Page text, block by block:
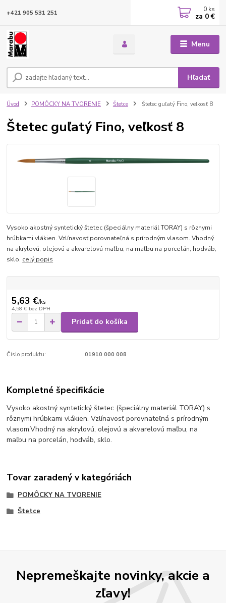
Menu
Hľadať
+421 905 531 251 0 ks
za 0 €
Úvod POMÔCKY NA TVORENIE Štetce Štetec guľatý Fino, veľkosť 8
Štetec guľatý Fino, veľkosť 8
Vysoko akostný syntetický štetec (špeciálny materiál TORAY) s rôznymi
hrúbkami vlákien. Vzlínavosť porovnateľná s prírodným vlasom. Vhodný
na akrylovú, olejovú a akvarelovú maľbu, na maľbu na porcelán, hodváb,
sklo. celý popis
5,63 €/ks
4,58 € bez DPH
Pridať do košíka
Číslo produktu: 01910 000 008
Kompletné špecifikácie
Vysoko akostný syntetický štetec (špeciálny materiál TORAY) s
rôznymi hrúbkami vlákien. Vzlínavosť porovnateľná s prírodným
vlasom.Vhodný na akrylovú, olejovú a akvarelovú maľbu, na
maľbu na porcelán, hodváb, sklo.
Tovar zaradený v kategóriách
POMÔCKY NA TVORENIE
Štetce
Nepremeškajte novinky, akcie a
zľavy!